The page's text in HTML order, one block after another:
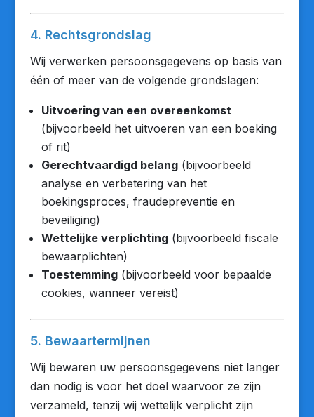
4. Rechtsgrondslag
Wij verwerken persoonsgegevens op basis van
één of meer van de volgende grondslagen:
Uitvoering van een overeenkomst
(bijvoorbeeld het uitvoeren van een boeking
of rit)
Gerechtvaardigd belang(bijvoorbeeld
analyse en verbetering van het
boekingsproces, fraudepreventie en
beveiliging)
Wettelijke verplichting(bijvoorbeeld fiscale
bewaarplichten)
Toestemming(bijvoorbeeld voor bepaalde
cookies, wanneer vereist)
5. Bewaartermijnen
Wij bewaren uw persoonsgegevens niet langer
dan nodig is voor het doel waarvoor ze zijn
verzameld, tenzij wij wettelijk verplicht zijn